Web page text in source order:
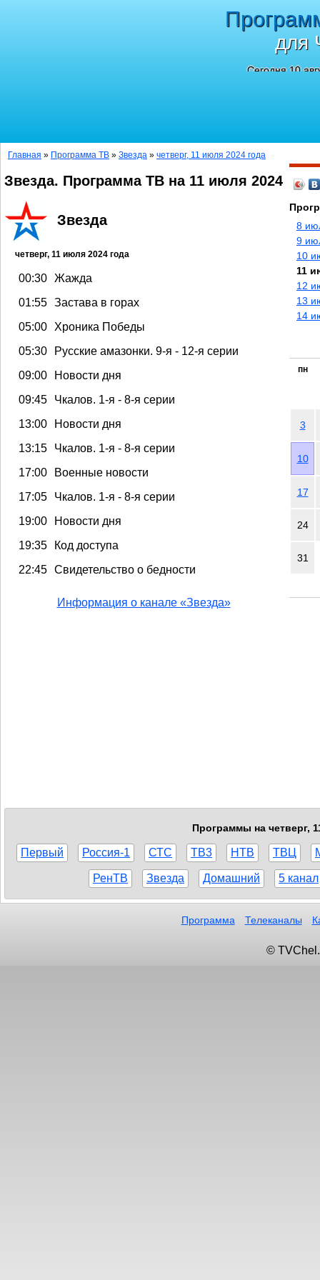
для
Сегодня 10
Главная » Программа ТВ » Звезда » четверг, 11 июля 2024 года
Звезда. Программа ТВ на 11 июля 2024
Звезда
четверг, 11 июля 2024 года
00:30 Жажда
01:55 Застава в горах
05:00
Хроника Победы
05:30
Русские амазонки. 9-я - 12-я серии
09:00
Новости дня
09:45
Чкалов. 1-я - 8-я серии
13:00
Новости дня
13:15
Чкалов. 1-я - 8-я серии
17:00
Военные новости
17:05
Чкалов. 1-я - 8-я серии
19:00
Новости дня
19:35
Код доступа
22:45 Свидетельство о бедности
Информация о канале «Звезда»
8
9
10
11
12
13
14
пн
3
10
17
24
31
Программы на четверг,
Первый Россия-1 СТС ТВ3 НТВ ТВЦ
РенТВ Звезда Домашний 5 канал
Программа Телеканалы
©